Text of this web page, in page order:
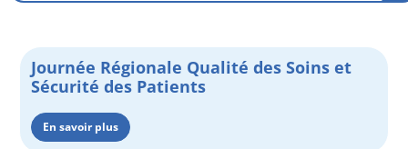
Journée Régionale Qualité des Soins et
Sécurité des Patients
En savoir plus